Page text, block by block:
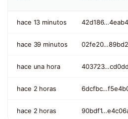
hace 13 minutos
hace 39 minutos
hace una hora
hace 2 horas
hace 2 horas